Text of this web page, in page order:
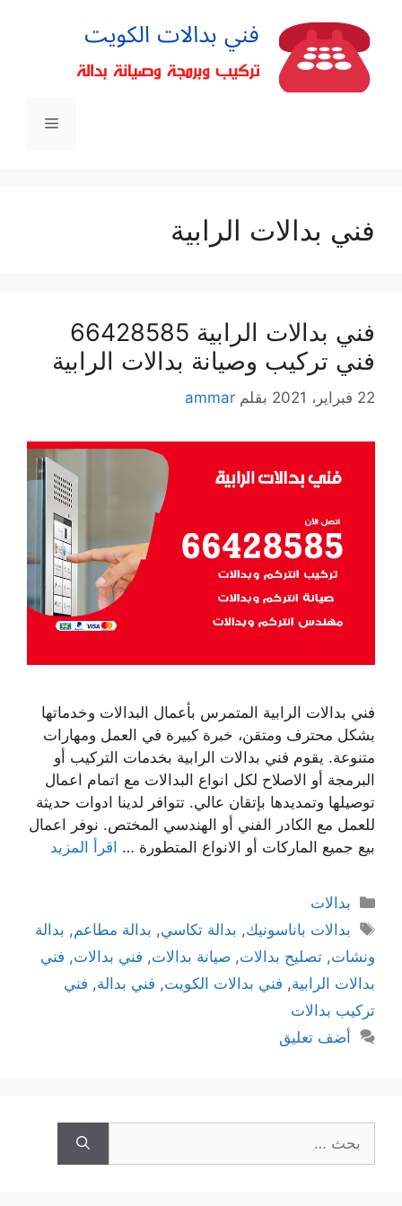
فني بدالات الرابية
فني بدالات الرابية 66428585
فني تركيب وصيانة بدالات الرابية
22 فبراير، 2021 بقلم ammar
فني بدالات الرابية المتمرس بأعمال البدالات وخدماتها
بشكل محترف ومتقن، خبرة كبيرة في العمل ومهارات
متنوعة. يقوم فني بدالات الرابية بخدمات التركيب أو
البرمجة أو الاصلاح لكل انواع البدالات مع اتمام اعمال
توصيلها وتمديدها بإتقان عالي. تتوافر لدينا ادوات حديثة
للعمل مع الكادر الفني أو الهندسي المختص. نوفر اعمال
بيع جميع الماركات أو الانواع المتطورة … اقرأ المزيد
بدالات
بدالات باناسونيك, بدالة تكاسي, بدالة مطاعم, بدالة
ونشات, تصليح بدالات, صيانة بدالات, فني بدالات, فني
بدالات الرابية, فني بدالات الكويت, فني بدالة, فني
تركيب بدالات
أضف تعليق